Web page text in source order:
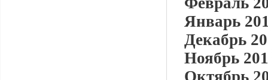
Январь
Декабрь
Ноябрь
Октябрь